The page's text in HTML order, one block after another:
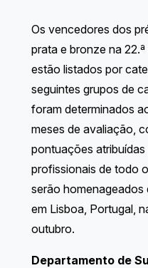
Os vencedores dos
prata e bronze na
estão listados por
seguintes grupos de
foram determinados
meses de avaliação,
pontuações
profissionais de todo
serão homenageados
em Lisboa, Portugal,
outubro.
Departamento de